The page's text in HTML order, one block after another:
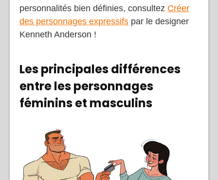
personnalités bien définies, consultez Créer
des personnages expressifs par le designer
Kenneth Anderson !
Les principales différences
entre les personnages
féminins et masculins